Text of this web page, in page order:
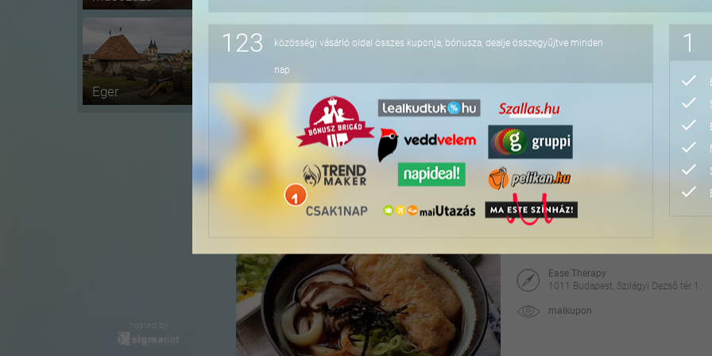
123 közösségi vásárló oldal összes kuponja, bónusza, dealje összegyűjtve minden
nap
1
Eger
hosted by
-20% 3 fogásos fine dining
Élő zenével, különleges választható
Red Carpet Lounge & Piano Bar
1066 Budapest, Zichy Jenő u. 6.
Citydeals
32.800 Ft
Japán főzőkurzus
Ease Therapy
1011 Budapest, Szilágyi Dezső tér 1.
maikupon